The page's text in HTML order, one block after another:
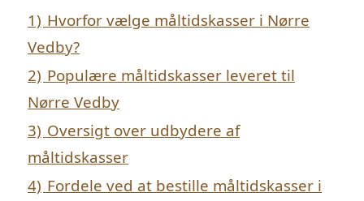
1) Hvorfor vælge måltidskasser i Nørre
Vedby?
2) Populære måltidskasser leveret til
Nørre Vedby
3) Oversigt over udbydere af
måltidskasser
4) Fordele ved at bestille måltidskasser i